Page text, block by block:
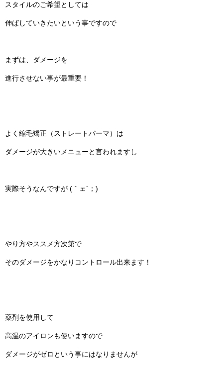
スタイルのご希望としては
伸ばしていきたいという事ですので
まずは、ダメージを
進行させない事が最重要！
よく縮毛矯正（ストレートパーマ）は
ダメージが大きいメニューと言われますし
実際そうなんですが (｀ェ´；)
やり方やススメ方次第で
そのダメージをかなりコントロール出来ます！
薬剤を使用して
高温のアイロンも使いますので
ダメージがゼロという事にはなりませんが